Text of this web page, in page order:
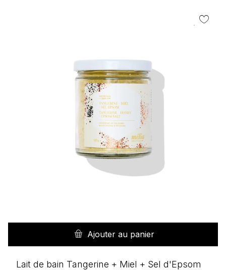
Ajouter au panier
Lait de bain Tangerine + Miel + Sel d'Epsom